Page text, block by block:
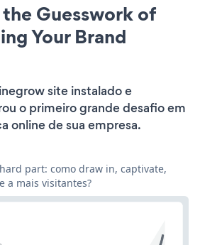
Guesswork of
Your Brand
site instalado e
o primeiro grande desafio em
online de sua empresa.
part: como draw in, captivate,
a mais visitantes?